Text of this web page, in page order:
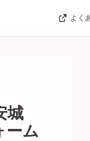
よく
城
ーム